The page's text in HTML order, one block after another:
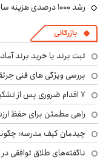
رشد ۱۰۰۰ درصدی هزینه ساخت مسکن؛ هزینه ساخت هر متر خانه چقدر است؟
بازرگانی
ثبت برند یا خرید برند
بررسی ویژگی های فنی
۷ اقدام ضروری پس از تشکیل پرونده مواد مخدر؛ راهنمای خانواده‌ها
راهی مطمئن برای حفظ
چیدمان کیف مدرسه؛
ناگفته‌های طلاق توافقی